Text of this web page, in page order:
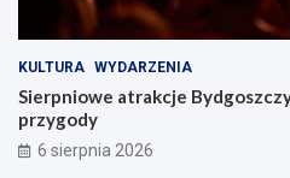
KULTURA WYDARZENIA
Sierpniowe atrakcje
przygody
6 sierpnia 2026